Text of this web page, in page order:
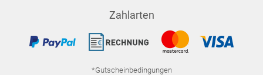
Zahlarten
*Gutscheinbedingungen